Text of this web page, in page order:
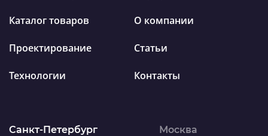
Каталог товаров
Проектирование
Технологии
О компании
Статьи
Контакты
Санкт-Петербург Москва